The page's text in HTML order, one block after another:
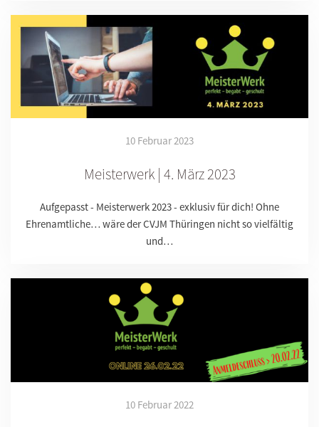
10 Februar 2023
Meisterwerk | 4. März 2023
Aufgepasst - Meisterwerk 2023 - exklusiv für dich! Ohne
Ehrenamtliche… wäre der CVJM Thüringen nicht so vielfältig
und…
10 Februar 2022